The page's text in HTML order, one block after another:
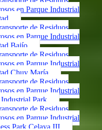
en Parque Industrial
de Residuos
en Parque Industrial
Bajío
de Residuos
en Parque Industrial
Chuy María
de Residuos
en Parque Industrial
Park
de Residuos
en Parque Industrial
Park Celaya III